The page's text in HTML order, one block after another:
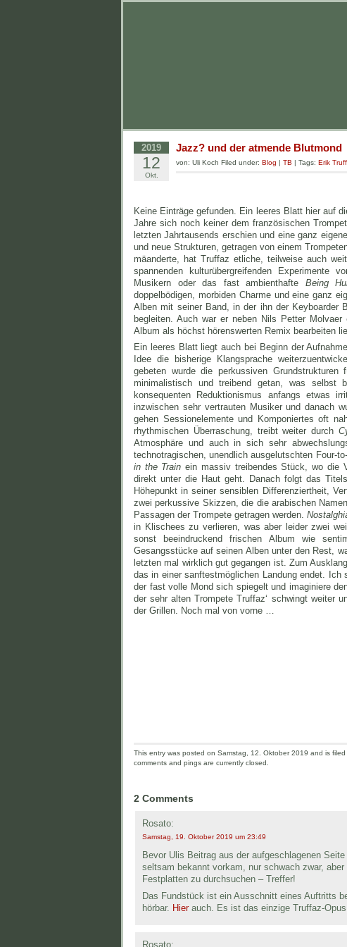
2019
12
Okt.
Jazz? und der atmende Blutmond
von: Uli Koch Filed under: Blog | TB | Tags: Erik
Keine Einträge gefunden. Ein leeres Blatt hier auf
Jahre sich noch keiner dem französischen
letzten Jahrtausends erschien und eine ganz
und neue Strukturen, getragen von einem
mäanderte, hat Truffaz etliche, teilweise auch
spannenden kulturübergreifenden Experimente
Musikern oder das fast ambienthafte Being
doppelbödigen, morbiden Charme und eine ganz
Alben mit seiner Band, in der ihn der Keyboarder
begleiten. Auch war er neben Nils Petter
Album als höchst hörenswerten Remix bearbeiten
Ein leeres Blatt liegt auch bei Beginn der
Idee die bisherige Klangsprache
gebeten wurde die perkussiven
minimalistisch und treibend getan, was
konsequenten Reduktionismus anfangs etwas
inzwischen sehr vertrauten Musiker und danach
gehen Sessionelemente und Komponiertes oft
rhythmischen Überraschung, treibt weiter durch
Atmosphäre und auch in sich sehr
technotragischen, unendlich ausgelutschten Four-
in the Train ein massiv treibendes Stück, wo die
direkt unter die Haut geht. Danach folgt das
Höhepunkt in seiner sensiblen Differenziertheit,
zwei perkussive Skizzen, die die arabischen
Passagen der Trompete getragen werden.
in Klischees zu verlieren, was aber leider zwei
sonst beeindruckend frischen Album wie
Gesangsstücke auf seinen Alben unter den Rest,
letzten mal wirklich gut gegangen ist. Zum
das in einer sanftestmöglichen Landung endet.
der fast volle Mond sich spiegelt und imaginiere
der sehr alten Trompete Truffaz‘ schwingt weiter
der Grillen. Noch mal von vorne …
This entry was posted on Samstag, 12. Oktober 2019 and is filed
comments and pings are currently closed.
2 Comments
Rosato:
Samstag, 19. Oktober 2019 um 23:49
Bevor Ulis Beitrag aus der aufgeschlagenen
seltsam bekannt vorkam, nur schwach zwar,
Festplatten zu durchsuchen – Treffer!
Das Fundstück ist ein Ausschnitt eines Auftritts
hörbar. Hierauch. Es ist das einzige Truffaz-
Rosato: